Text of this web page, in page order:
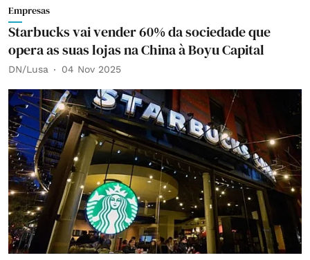
Empresas
Starbucks vai vender 60% da sociedade que
opera as suas lojas na China à Boyu Capital
DN/Lusa 04 Nov 2025